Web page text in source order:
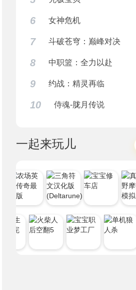
6 女神危机
7 斗破苍穹：巅峰对决
8 中职篮：全力以赴
9 约战：精灵再临
10 侍魂-胧月传说
一起来玩儿